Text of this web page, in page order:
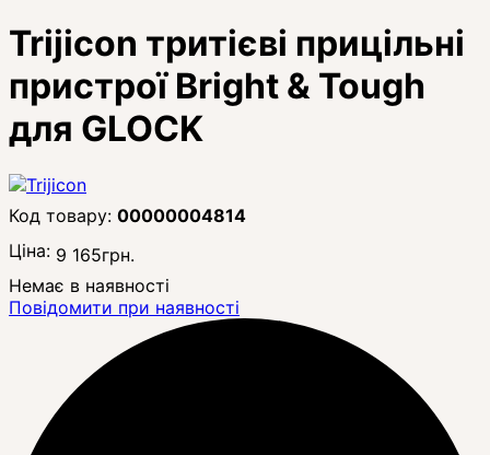
Trijicon тритієві прицільні
пристрої Bright & Tough
для GLOCK
00000004814
Ціна: 9 165грн.
Немає в наявності
Повідомити при наявності